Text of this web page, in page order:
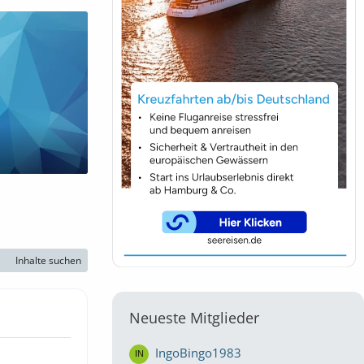
Inhalte suchen
Neueste Mitglieder
IngoBingo1983